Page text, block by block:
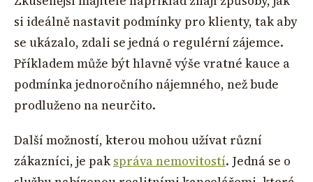
si ideálně nastavit podmínky pro klienty, tak aby
se ukázalo, zdali se jedná o regulérní zájemce.
Příkladem může být hlavně výše vratné kauce a
podmínka jednoročního nájemného, než bude
prodluženo na neurčito.
Další možností, kterou mohou užívat různí
zákazníci, je pak správa nemovitostí. Jedná se o